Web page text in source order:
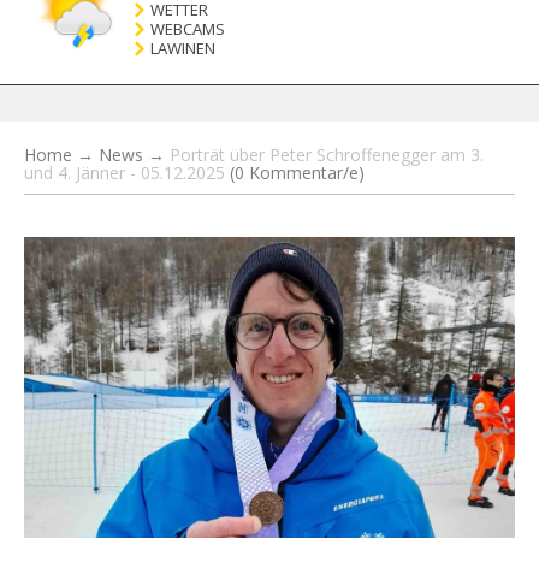
WETTER
WEBCAMS
LAWINEN
Home → News → Porträt über Peter Schroffenegger am 3.
und 4. Jänner - 05.12.2025 (0 Kommentar/e)